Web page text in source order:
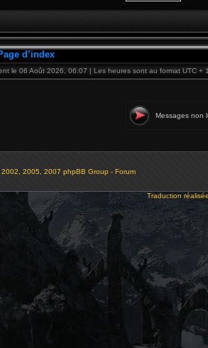
d’index
le 06 Août 2026, 06:07 | Les heures sont au format UTC +
Messages non
2005, 2007 phpBB Group - Forum
Traduction